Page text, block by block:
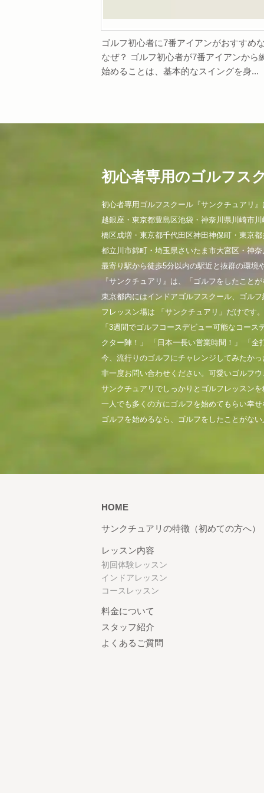
ゴルフ初心者に7番アイアンがおすすめ
なぜ？ ゴルフ初心者が7番アイアンから
始めることは、基本的なスイングを身...
初心者専用のゴルフス
初心者専用ゴルフスクール『サンクチュアリ
越銀座・東京都豊島区池袋・神奈川県川崎市
橋区成増・東京都千代田区神田神保町・東京
都立川市錦町・埼玉県さいたま市大宮区・神
最寄り駅から徒歩5分以内の駅近と抜群の環境
『サンクチュアリ』は、「ゴルフをしたこと
東京都内にはインドアゴルフスクール、ゴル
フレッスン場は 「サンクチュアリ」だけです
「3週間でゴルフコースデビュー可能なコー
クター陣！」 「日本一長い営業時間！」 「全
今、流行りのゴルフにチャレンジしてみたか
非一度お問い合わせください。可愛いゴルフ
サンクチュアリでしっかりとゴルフレッスン
一人でも多くの方にゴルフを始めてもらい幸
ゴルフを始めるなら、ゴルフをしたことがな
HOME
サンクチュアリの特徴（初めての方へ）
レッスン内容
初回体験レッスン
インドアレッスン
コースレッスン
料金について
スタッフ紹介
よくあるご質問